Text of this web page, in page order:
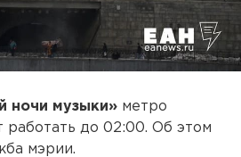
ночи музыки» метро
работать до 02:00. Об этом
мэрии.